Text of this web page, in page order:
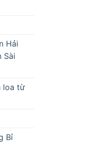
Hải
Sài
loa từ
Bỉ